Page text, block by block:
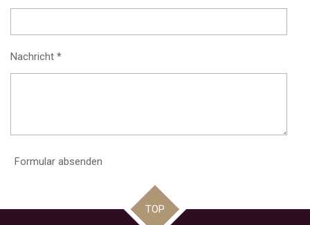
Nachricht *
Formular absenden
TOP